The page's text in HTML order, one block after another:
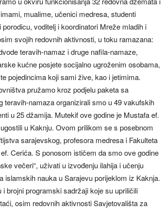
mualime, učenici medresa, studenti
voditelj i koordinatori Mreže mladih i
svojih redovnih aktivnosti, u toku ramazana:
teravih-namaz i druge nafila-namaze,
kućne posjete socijalno ugroženim osobama,
pojedincima koji sami žive, kao i jetimima.
pružamo kroz podjelu paketa sa
namaza organizirali smo u 49 vakufskih
u 25 džamija. Mutekif ove godine je Mustafa ef.
u Kaknju. Ovom prilikom se s posebnom
sarajevskog, profesora medresa i Fakulteta
Cerića. S ponosom ističem da smo ove godine
večeri“, uživati u izvođenju ilahija i učenju
islamskih nauka u Sarajevu porijeklom iz Kaknja.
brojni programski sadržaji koje su upriličili
osim redovnih aktivnosti Savjetovališta za